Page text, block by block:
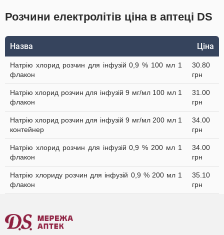
Розчини електролітів ціна в аптеці DS
Назва Ціна
Натрію хлорид розчин для інфузій 0,9 % 100 мл 1
флакон
30.80
грн
Натрію хлорид розчин для інфузій 9 мг/мл 100 мл 1
флакон
31.00
грн
Натрію хлорид розчин для інфузій 9 мг/мл 200 мл 1
контейнер
34.00
грн
Натрію хлорид розчин для інфузій 0,9 % 200 мл 1
флакон
34.00
грн
Натрію хлориду розчин для інфузій 0,9 % 200 мл 1
флакон
35.10
грн